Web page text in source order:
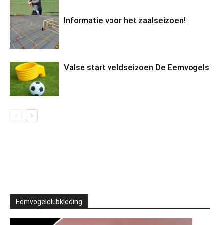
Informatie voor het zaalseizoen!
Valse start veldseizoen De Eemvogels
Eemvogelclubkleding